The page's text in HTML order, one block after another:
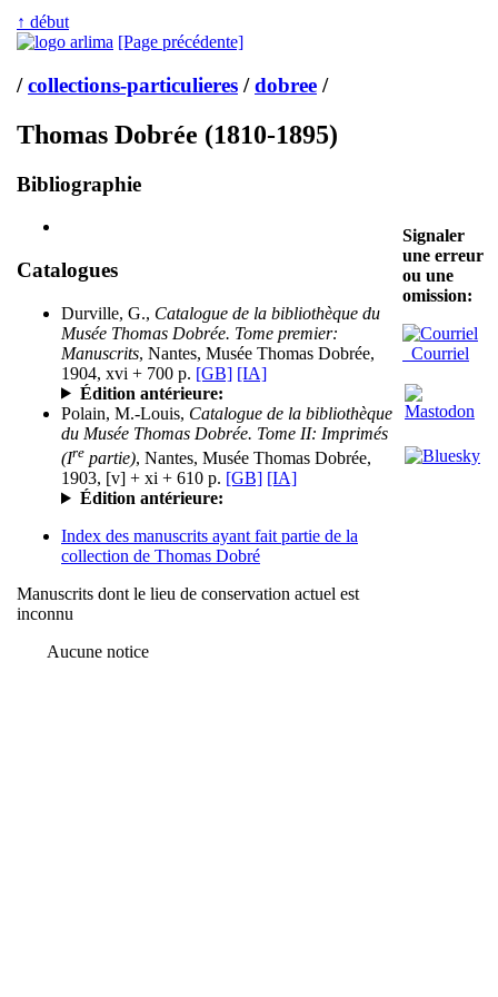
↑ début
[Page précédente]
/collections-particulieres /dobree /
Thomas Dobrée (1810-1895)
Bibliographie
Catalogues
Durville, G., Catalogue de la bibliothèque du
Musée Thomas Dobrée. Tome premier:
Manuscrits, Nantes, Musée Thomas Dobrée,
1904, xvi + 700 p. [GB] [IA]
Édition antérieure:
Polain, M.-Louis, Catalogue de la bibliothèque
du Musée Thomas Dobrée. Tome II: Imprimés
(Ire partie), Nantes, Musée Thomas Dobrée,
1903, [v] + xi + 610 p. [GB] [IA]
Édition antérieure:
Index des manuscrits ayant fait partie de la
collection de Thomas Dobré
Manuscrits dont le lieu de conservation actuel est
inconnu
Aucune notice
Signaler
une erreur
ou une
omission:
Courriel